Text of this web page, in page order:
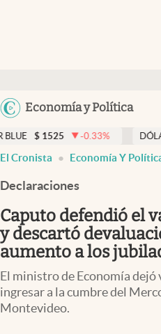
Economía y Política
Members
Economía y Política
Finanzas y Mercados
Mercados Online
Negocios
Columnistas
Apertura
-0.33% DÓLAR TARJETA
El Cronista Economía Y
Declaraciones
Caputo defendió el
y descartó
aumento a los
El ministro de Economía
ingresar a la cumbre del
Montevideo.